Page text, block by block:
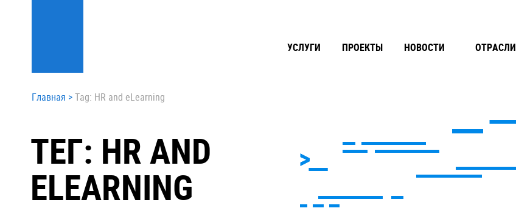
УСЛУГИ ПРОЕКТЫ НОВОСТИ ОТРАСЛИ
Главная >Tag: HR and eLearning
ТЕГ: HR AND
ELEARNING